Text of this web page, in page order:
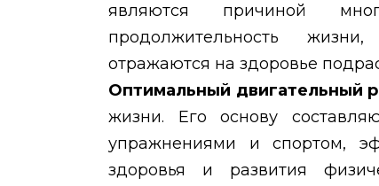
являются причиной
продолжительность
отражаются на здоровье
Оптимальный двигательный
жизни. Его основу
упражнениями и спортом,
здоровья и развития